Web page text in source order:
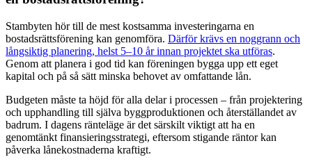
Stambyten hör till de mest kostsamma investeringarna en
bostadsrättsförening kan genomföra. Därför krävs en noggrann och
långsiktig planering, helst 5–10 år innan projektet ska utföras.
Genom att planera i god tid kan föreningen bygga upp ett eget
kapital och på så sätt minska behovet av omfattande lån.
Budgeten måste ta höjd för alla delar i processen – från projektering
och upphandling till själva byggproduktionen och återställandet av
badrum. I dagens ränteläge är det särskilt viktigt att ha en
genomtänkt finansieringsstrategi, eftersom stigande räntor kan
påverka lånekostnaderna kraftigt.